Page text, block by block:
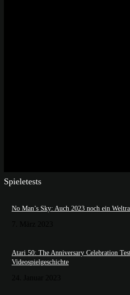
Spieletests
No Man’s Sky: Auch 2023 noch ein
Atari 50: The Anniversary Celebration
Videospielgeschichte